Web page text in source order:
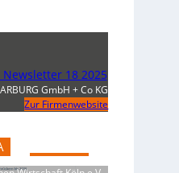
Newsletter 18 2025
ARBURG GmbH + Co KG
Zur Firmenwebsite